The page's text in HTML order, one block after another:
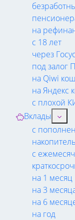
на
с 18 лет
через
под залог
на Qiwi
на Яндекс
с плохой
Вклады
с
с
на 1 месяц
на 3
на 6
на год